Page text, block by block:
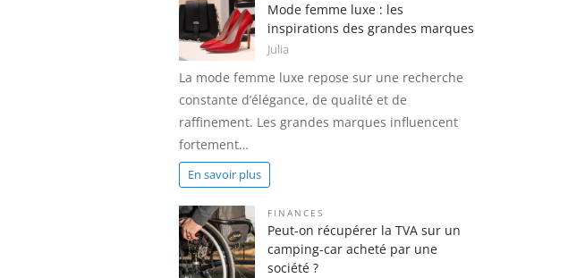
Mode femme luxe : les
inspirations des grandes marques
Julia
La mode femme luxe repose sur une recherche
constante d’élégance, de qualité et de
raffinement. Les grandes marques influencent
fortement…
En savoir plus
FINANCES
Peut-on récupérer la TVA sur un
camping-car acheté par une
société ?